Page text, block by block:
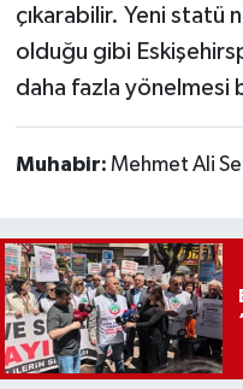
çıkarabilir. Yeni statü
olduğu gibi
daha fazla yönelmesi
Muhabir: Mehmet Ali